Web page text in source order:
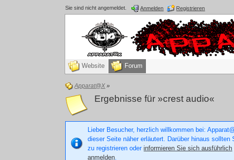
Sie sind nicht angemeldet. Anmelden Registrieren
Website Forum
Apparat@X »
Ergebnisse für »crest audio«
Lieber Besucher, herzlich willkommen bei:
dieser Seite näher erläutert. Darüber hinaus
zu registrieren oderinformieren Sie sich ausführlich
anmelden.